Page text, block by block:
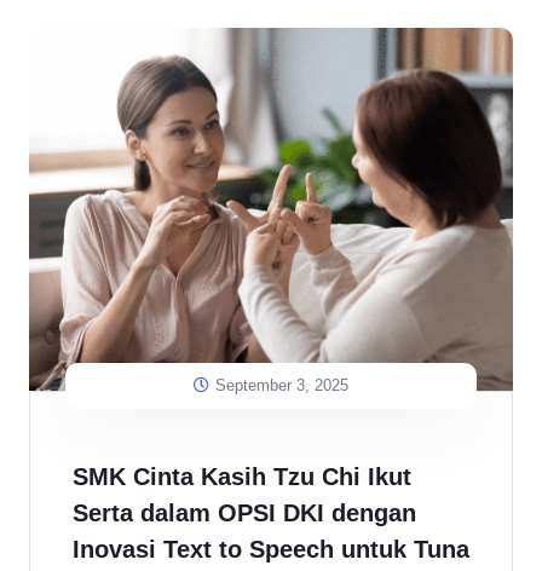
September 3, 2025
SMK Cinta Kasih Tzu Chi Ikut
Serta dalam OPSI DKI dengan
Inovasi Text to Speech untuk Tuna